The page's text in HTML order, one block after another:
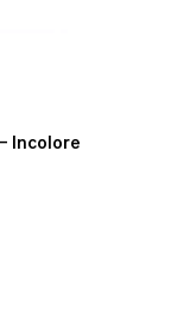
Incolore